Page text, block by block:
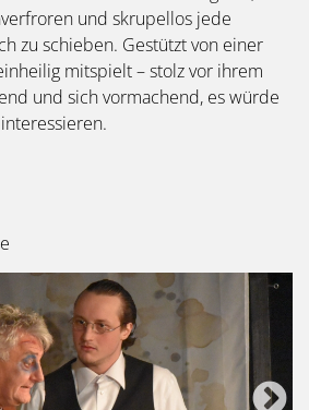
und skrupellos jede
zu schieben. Gestützt von einer
mitspielt – stolz vor ihrem
und sich vormachend, es würde